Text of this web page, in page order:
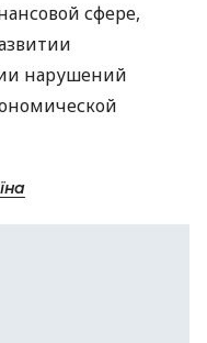
сфере,
нарушений